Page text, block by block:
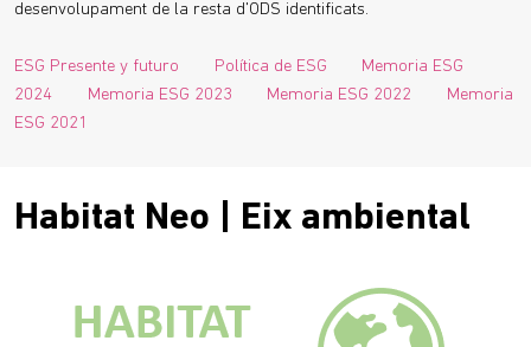
desenvolupament de la resta d'ODS identificats.
ESG Presente y futuro Política de ESG
Memoria ESG
2024
Memoria ESG 2023 Memoria ESG 2022
Memoria
ESG 2021
Habitat Neo | Eix ambiental